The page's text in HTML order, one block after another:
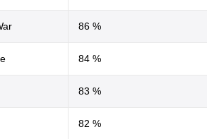
86 %
84 %
83 %
82 %